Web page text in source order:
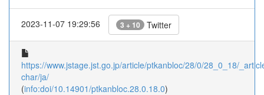
2023-11-07 19:29:56 3 + 10 Twitter
https://www.jstage.jst.go.jp/article/ptkanbloc/28/0/28_0_18/
char/ja/
(info:doi/10.14901/ptkanbloc.28.0.18.0)